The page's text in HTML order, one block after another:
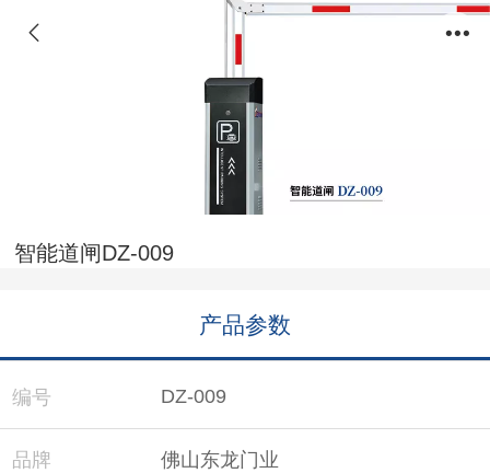
智能道闸DZ-009
产品参数
编号 DZ-009
品牌 佛山东龙门业